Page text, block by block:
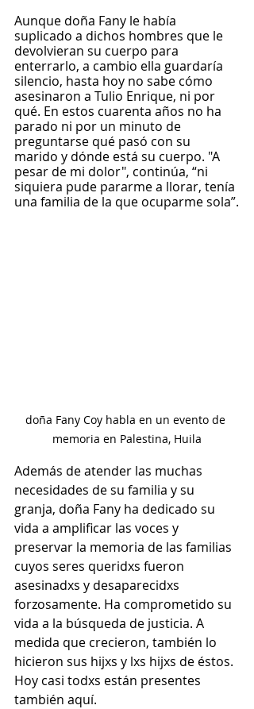
Aunque doña Fany le había
suplicado a dichos hombres que le
devolvieran su cuerpo para
enterrarlo, a cambio ella guardaría
silencio, hasta hoy no sabe cómo
asesinaron a Tulio Enrique, ni por
qué. En estos cuarenta años no ha
parado ni por un minuto de
preguntarse qué pasó con su
marido y dónde está su cuerpo. "A
pesar de mi dolor", continúa, “ni
siquiera pude pararme a llorar, tenía
una familia de la que ocuparme sola”.
doña Fany Coy habla en un evento de
memoria en Palestina, Huila
Además de atender las muchas
necesidades de su familia y su
granja, doña Fany ha dedicado su
vida a amplificar las voces y
preservar la memoria de las familias
cuyos seres queridxs fueron
asesinadxs y desaparecidxs
forzosamente. Ha comprometido su
vida a la búsqueda de justicia. A
medida que crecieron, también lo
hicieron sus hijxs y lxs hijxs de éstos.
Hoy casi todxs están presentes
también aquí.